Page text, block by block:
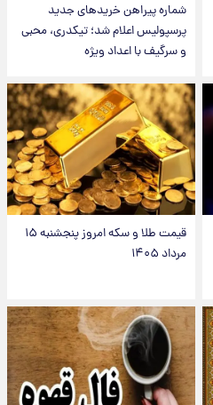
شماره پیراهن خریدهای جدید
پرسپولیس اعلام شد؛ تیکدری، محبی
و سرگیف با اعداد ویژه
قیمت طلا و سکه امروز پنجشنبه ۱۵
مرداد ۱۴۰۵